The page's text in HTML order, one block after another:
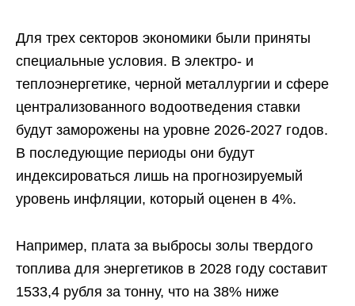
Для трех секторов экономики были приняты
специальные условия. В электро- и
теплоэнергетике, черной металлургии и сфере
централизованного водоотведения ставки
будут заморожены на уровне 2026-2027 годов.
В последующие периоды они будут
индексироваться лишь на прогнозируемый
уровень инфляции, который оценен в 4%.
Например, плата за выбросы золы твердого
топлива для энергетиков в 2028 году составит
1533,4 рубля за тонну, что на 38% ниже